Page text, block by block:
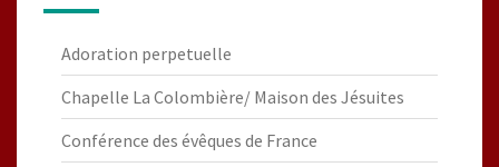
Adoration perpetuelle
Chapelle La Colombière/ Maison des Jésuites
Conférence des évêques de France